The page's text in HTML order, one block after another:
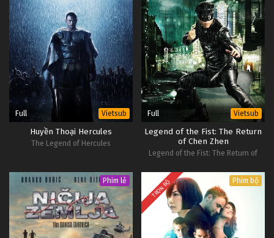
Full Vietsub
Huyền Thoại Hercules
The Legend of Hercules
Full Vietsub
Legend of the Fist: The Return
of Chen Zhen
Legend of the Fist: The Return of
Phim lẻ
TRỌN BỘ Phim bộ